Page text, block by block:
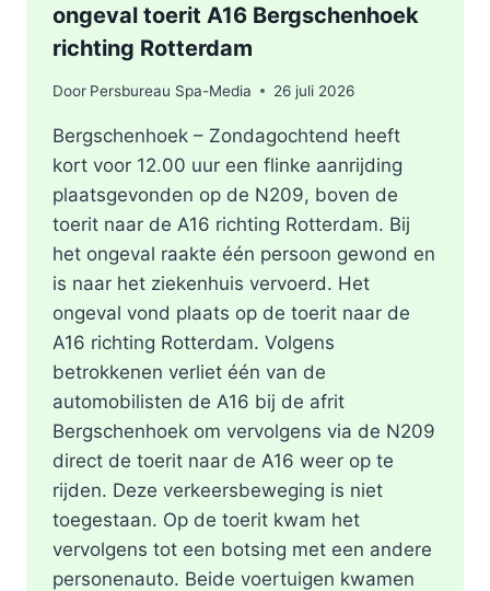
ongeval toerit A16 Bergschenhoek
richting Rotterdam
Door Persbureau Spa-Media 26 juli 2026
Bergschenhoek – Zondagochtend heeft
kort voor 12.00 uur een flinke aanrijding
plaatsgevonden op de N209, boven de
toerit naar de A16 richting Rotterdam. Bij
het ongeval raakte één persoon gewond en
is naar het ziekenhuis vervoerd. Het
ongeval vond plaats op de toerit naar de
A16 richting Rotterdam. Volgens
betrokkenen verliet één van de
automobilisten de A16 bij de afrit
Bergschenhoek om vervolgens via de N209
direct de toerit naar de A16 weer op te
rijden. Deze verkeersbeweging is niet
toegestaan. Op de toerit kwam het
vervolgens tot een botsing met een andere
personenauto. Beide voertuigen kwamen